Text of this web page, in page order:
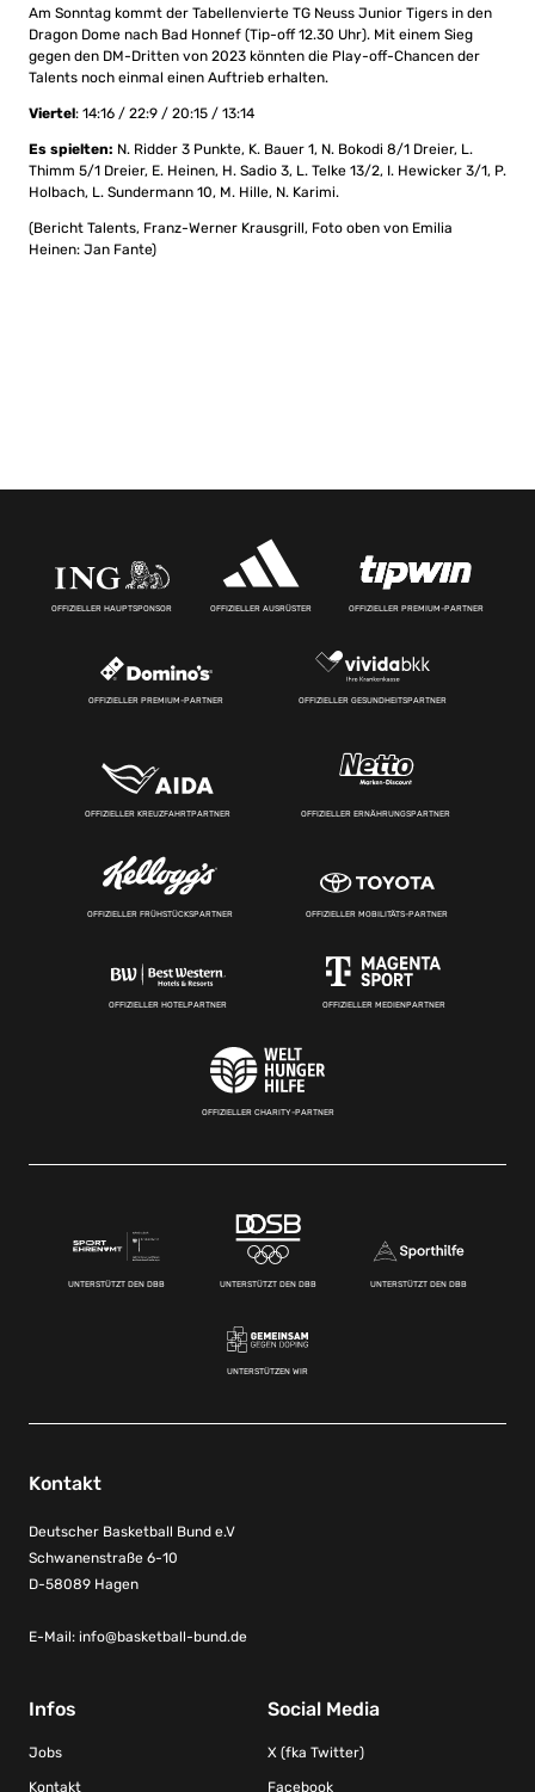
Am Sonntag kommt der Tabellenvierte TG Neuss Junior Tigers in den
Dragon Dome nach Bad Honnef (Tip-off 12.30 Uhr). Mit einem Sieg
gegen den DM-Dritten von 2023 könnten die Play-off-Chancen der
Talents noch einmal einen Auftrieb erhalten.
Viertel: 14:16 / 22:9 / 20:15 / 13:14
Es spielten: N. Ridder 3 Punkte, K. Bauer 1, N. Bokodi 8/1 Dreier, L.
Thimm 5/1 Dreier, E. Heinen, H. Sadio 3, L. Telke 13/2, I. Hewicker 3/1, P.
Holbach, L. Sundermann 10, M. Hille, N. Karimi.
(Bericht Talents, Franz-Werner Krausgrill, Foto oben von Emilia
Heinen: Jan Fante)
OFFIZIELLER HAUPTSPONSOR OFFIZIELLER AUSRÜSTER OFFIZIELLER PREMIUM-PARTNER
OFFIZIELLER PREMIUM-PARTNER OFFIZIELLER GESUNDHEITSPARTNER
OFFIZIELLER KREUZFAHRTPARTNER OFFIZIELLER ERNÄHRUNGSPARTNER
OFFIZIELLER FRÜHSTÜCKSPARTNER OFFIZIELLER MOBILITÄTS-PARTNER
OFFIZIELLER HOTELPARTNER OFFIZIELLER MEDIENPARTNER
OFFIZIELLER CHARITY-PARTNER
UNTERSTÜTZT DEN DBB UNTERSTÜTZT DEN DBB UNTERSTÜTZT DEN DBB
UNTERSTÜTZEN WIR
Kontakt
Deutscher Basketball Bund e.V
Schwanenstraße 6-10
D-58089 Hagen
E-Mail: info@basketball-bund.de
Infos
Jobs
Kontakt
Social Media
X (fka Twitter)
Facebook